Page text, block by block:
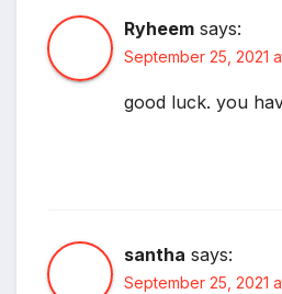
Ryheem says:
September 25, 2021
good luck. you
santha says:
September 25, 2021